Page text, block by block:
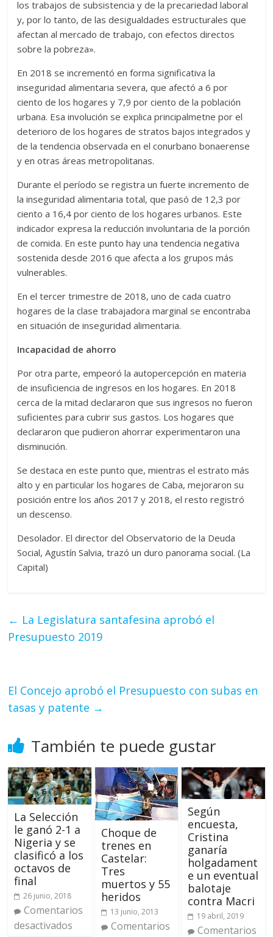
los trabajos de subsistencia y de la precariedad laboral
y, por lo tanto, de las desigualdades estructurales que
afectan al mercado de trabajo, con efectos directos
sobre la pobreza».
En 2018 se incrementó en forma significativa la
inseguridad alimentaria severa, que afectó a 6 por
ciento de los hogares y 7,9 por ciento de la población
urbana. Esa involución se explica principalmetne por el
deterioro de los hogares de stratos bajos integrados y
de la tendencia observada en el conurbano bonaerense
y en otras áreas metropolitanas.
Durante el período se registra un fuerte incremento de
la inseguridad alimentaria total, que pasó de 12,3 por
ciento a 16,4 por ciento de los hogares urbanos. Este
indicador expresa la reducción involuntaria de la porción
de comida. En este punto hay una tendencia negativa
sostenida desde 2016 que afecta a los grupos más
vulnerables.
En el tercer trimestre de 2018, uno de cada cuatro
hogares de la clase trabajadora marginal se encontraba
en situación de inseguridad alimentaria.
Incapacidad de ahorro
Por otra parte, empeoró la autopercepción en materia
de insuficiencia de ingresos en los hogares. En 2018
cerca de la mitad declararon que sus ingresos no fueron
suficientes para cubrir sus gastos. Los hogares que
declararon que pudieron ahorrar experimentaron una
disminución.
Se destaca en este punto que, mientras el estrato más
alto y en particular los hogares de Caba, mejoraron su
posición entre los años 2017 y 2018, el resto registró
un descenso.
Desolador. El director del Observatorio de la Deuda
Social, Agustín Salvia, trazó un duro panorama social. (La
Capital)
← La Legislatura santafesina aprobó el
Presupuesto 2019
El Concejo aprobó el Presupuesto con subas en
tasas y patente →
También te puede gustar
La Selección
le ganó 2-1 a
Nigeria y se
clasificó a los
octavos de
final
26 junio, 2018
Comentarios
desactivados
Choque de
trenes en
Castelar:
Tres
muertos y 55
heridos
13 junio, 2013
Comentarios
Según
encuesta,
Cristina
ganaría
holgadament
e un eventual
balotaje
contra Macri
19 abril, 2019
Comentarios